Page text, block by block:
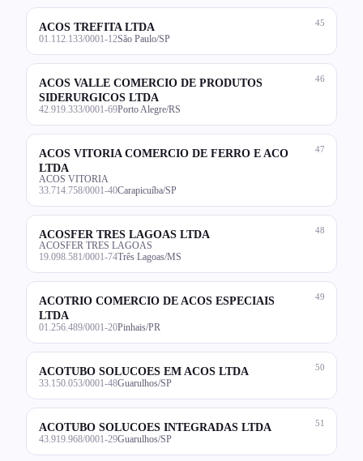
45
ACOS TREFITA LTDA
01.112.133/0001-12São Paulo/SP
46
ACOS VALLE COMERCIO DE PRODUTOS
SIDERURGICOS LTDA
42.919.333/0001-69Porto Alegre/RS
47
ACOS VITORIA COMERCIO DE FERRO E ACO
LTDA
ACOS VITORIA
33.714.758/0001-40Carapicuíba/SP
48
ACOSFER TRES LAGOAS LTDA
ACOSFER TRES LAGOAS
19.098.581/0001-74Três Lagoas/MS
49
ACOTRIO COMERCIO DE ACOS ESPECIAIS
LTDA
01.256.489/0001-20Pinhais/PR
50
ACOTUBO SOLUCOES EM ACOS LTDA
33.150.053/0001-48Guarulhos/SP
51
ACOTUBO SOLUCOES INTEGRADAS LTDA
43.919.968/0001-29Guarulhos/SP